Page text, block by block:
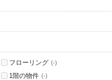
フローリング (-)
1階の物件 (-)